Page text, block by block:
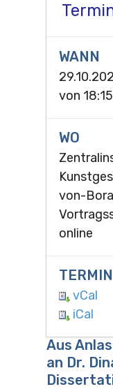
WANN
von 18:15
WO
von-
online
vCal
iCal
Aus
an Dr.